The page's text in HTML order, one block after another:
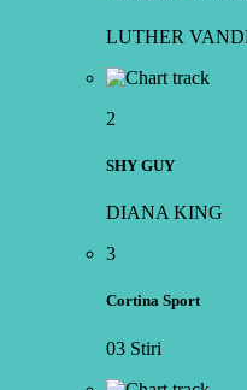
LUTHER
2
SHY GUY
DIANA KING
3
Cortina Sport
03 Stiri